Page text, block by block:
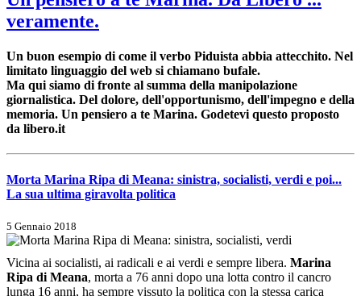
veramente.
Un buon esempio di come il verbo Piduista abbia attecchito. Nel
limitato linguaggio del web si chiamano bufale.
Ma qui siamo di fronte al summa della manipolazione
giornalistica. Del dolore, dell'opportunismo, dell'impegno e della
memoria. Un pensiero a te Marina. Godetevi questo proposto
da libero.it
Morta Marina Ripa di Meana: sinistra, socialisti, verdi e poi...
La sua ultima giravolta politica
5 Gennaio 2018
Vicina ai socialisti, ai radicali e ai verdi e sempre libera. Marina
Ripa di Meana, morta a 76 anni dopo una lotta contro il cancro
lunga 16 anni, ha sempre vissuto la politica con la stessa carica